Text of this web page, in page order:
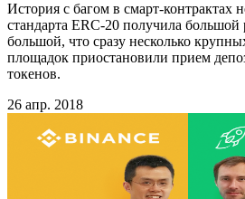
История с багом в смарт-контрактах
стандарта ERC-20 получила большой
большой, что сразу несколько
площадок приостановили прием
токенов.
26 апр. 2018